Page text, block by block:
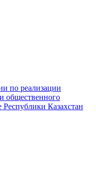
по реализации
общественного
Казахстан